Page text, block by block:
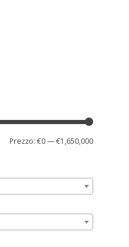
Prezzo
Prezzo
Prezzo: €0—€1,650,000